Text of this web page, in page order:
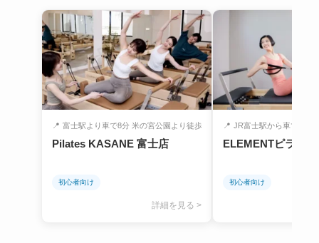
📍 富士駅より車で8分 米の宮公園より徒歩6...
Pilates KASANE 富士店
初心者向け
詳細を見る >
📍 JR富士駅から車で5分
ELEMENTピラテ
初心者向け